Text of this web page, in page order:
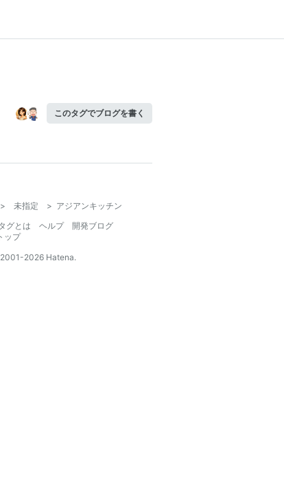
このタグでブログを書く
> 未指定 > アジアンキッチン
グとは
ヘルプ
開発ブログ
ップ
2026 Hatena.